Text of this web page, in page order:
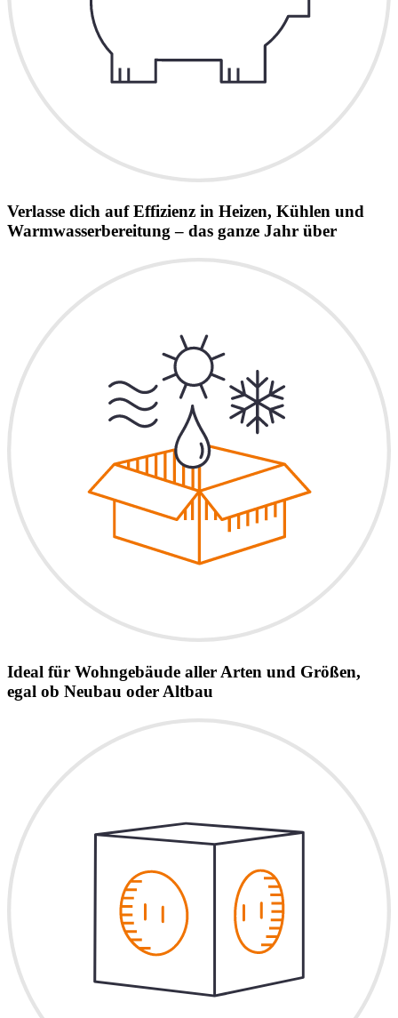
Verlasse dich auf Effizienz in Heizen, Kühlen und
Warmwasserbereitung – das ganze Jahr über
Ideal für Wohngebäude aller Arten und Größen,
egal ob Neubau oder Altbau